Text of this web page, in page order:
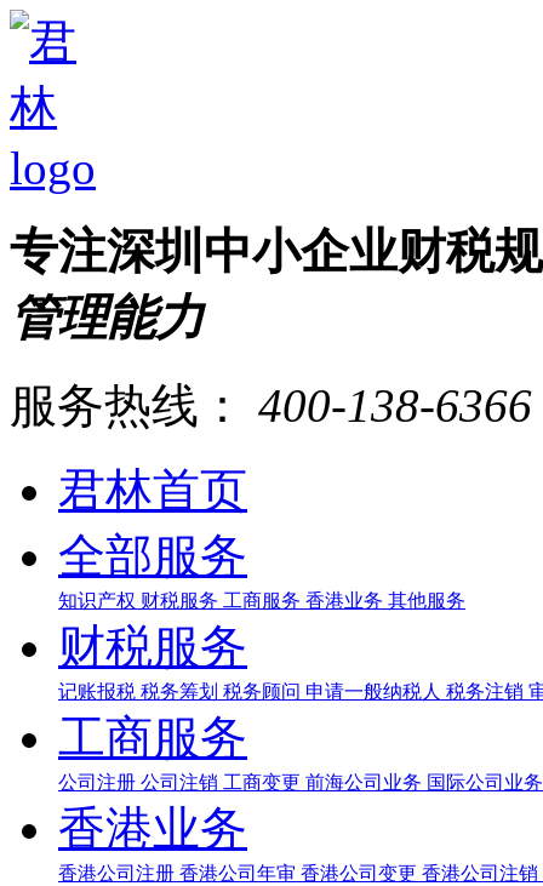
专注深圳中小企业财税
管理能力
服务热线： 400-138-6366
君林首页
全部服务
知识产权 财税服务 工商服务 香港业务 其他服务
财税服务
记账报税 税务筹划 税务顾问 申请一般纳税人 税务注销
工商服务
公司注册 公司注销 工商变更 前海公司业务 国际公司业
香港业务
香港公司注册 香港公司年审 香港公司变更 香港公司注销